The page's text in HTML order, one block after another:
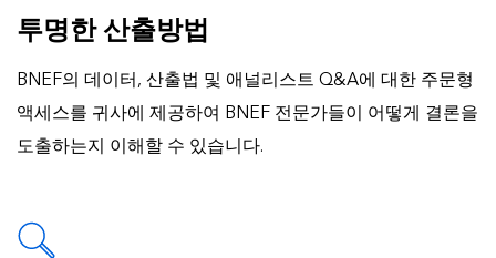
투명한 산출방법
BNEF의 데이터, 산출법 및 애널리스트 Q&A에 대한 주문형
액세스를 귀사에 제공하여 BNEF 전문가들이 어떻게 결론을
도출하는지 이해할 수 있습니다.